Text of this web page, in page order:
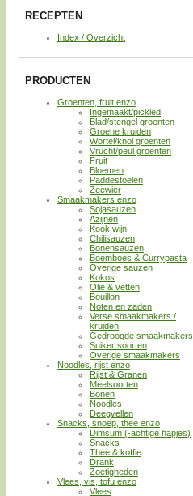
RECEPTEN
Index / Overzicht
PRODUCTEN
Groenten, fruit enzo
Ingemaakt/pickled
Blad/stengel groenten
Groene kruiden
Wortel/knol groenten
Vrucht/peul groenten
Fruit
Bloemen
Paddestoelen
Zeewier
Smaakmakers enzo
Sojasauzen
Azijnen
Kook wijn
Chilisauzen
Bonensauzen
Boemboes & Currypasta
Overige sauzen
Kokos
Olie & vetten
Bouillon
Noten en zaden
Verse smaakmakers /
kruiden
Gedroogde smaakmakers
Suiker soorten
Overige smaakmakers
Noodles, rijst enzo
Rijst & Granen
Meelsoorten
Bonen
Noodles
Deegvellen
Snacks, snoep, thee enzo
Dimsum (-achtige hapjes)
Snacks
Thee & koffie
Drank
Zoetigheden
Vlees, vis, tofu enzo
Vlees